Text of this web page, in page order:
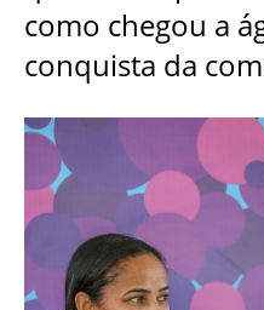
como chegou a
conquista da